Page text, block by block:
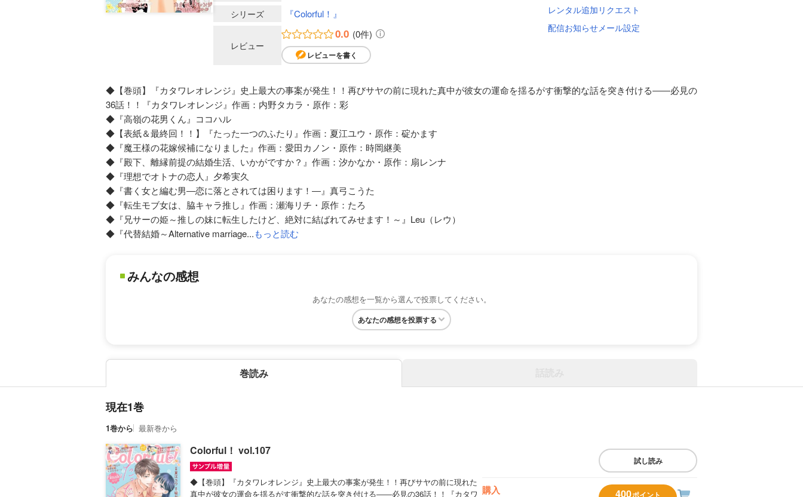
レンタル追加リクエスト
配信お知らせメール設定
シリーズ 『Colorful！』
レビュー
0.0 (0件)
レビューを書く
◆【巻頭】『カタワレオレンジ』史上最大の事案が発生！！再びサヤの前に現れた真中が彼女の運命を揺るがす衝撃的な話を突き付ける――必見の
36話！！『カタワレオレンジ』作画：内野タカラ・原作：彩
◆『高嶺の花男くん』ココハル
◆【表紙＆最終回！！】『たった一つのふたり』作画：夏江ユウ・原作：碇かます
◆『魔王様の花嫁候補になりました』作画：愛田カノン・原作：時岡継美
◆『殿下、離縁前提の結婚生活、いかがですか？』作画：汐かなか・原作：扇レンナ
◆『理想でオトナの恋人』夕希実久
◆『書く女と編む男―恋に落とされては困ります！―』真弓こうた
◆『転生モブ女は、脇キャラ推し』作画：瀬海リチ・原作：たろ
◆『兄サーの姫～推しの妹に転生したけど、絶対に結ばれてみせます！～』Leu（レウ）
◆『代替結婚～Alternative marriage...もっと読む
みんなの感想
あなたの感想を一覧から選んで投票してください。
あなたの感想を投票する
巻読み
現在1巻
1巻から 最新巻から
Colorful！ vol.107
◆【巻頭】『カタワレオレンジ』史上最大の事案が発生！！再びサヤの前に現れた
真中が彼女の運命を揺るがす衝撃的な話を突き付ける――必見の36話！！『カタワ
試し読み
購入 400ポイント